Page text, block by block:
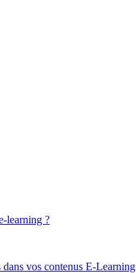
learning ?
vos contenus E-Learning